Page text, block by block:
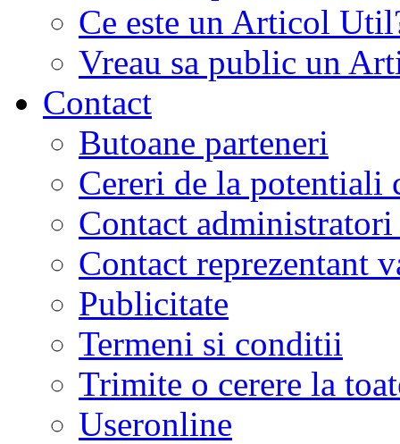
Ce este un Articol
Vreau sa public un
Contact
Butoane parteneri
Cereri de la potentiali
Contact
Contact reprezentant
Publicitate
Termeni si conditii
Trimite o cerere la
Useronline